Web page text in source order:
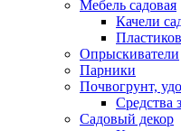
Мебель садовая
Качели
Опрыскиватели
Парники
Почвогрунт,
Средства
Садовый декор